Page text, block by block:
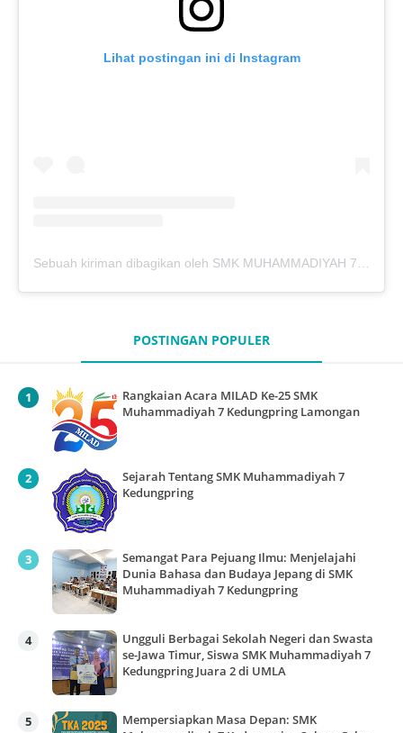
Lihat postingan ini di Instagram
POSTINGAN POPULER
Rangkaian Acara MILAD Ke-25 SMK
Muhammadiyah 7 Kedungpring Lamongan
Sejarah Tentang SMK Muhammadiyah 7
Kedungpring
Semangat Para Pejuang Ilmu: Menjelajahi
Dunia Bahasa dan Budaya Jepang di SMK
Muhammadiyah 7 Kedungpring
Ungguli Berbagai Sekolah Negeri dan Swasta
se-Jawa Timur, Siswa SMK Muhammadiyah 7
Kedungpring Juara 2 di UMLA
Mempersiapkan Masa Depan: SMK